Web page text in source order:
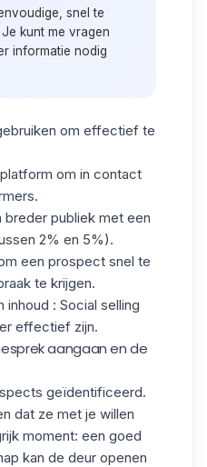
snel te
kunt me vragen
informatie nodig
om effectief te
om in contact
breder publiek met een
2% en 5%).
een prospect snel te
te krijgen.
inhoud : Social selling
effectief zijn.
aangaan en de
geïdentificeerd.
dat ze met je willen
moment: een goed
kan de deur openen